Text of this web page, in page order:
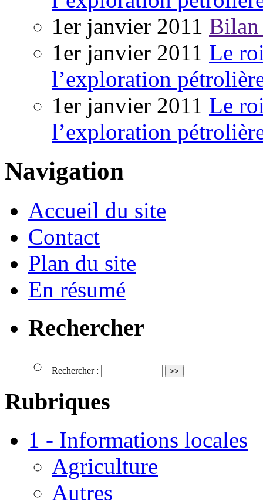
1er janvier 2011 Bilan
1er janvier 2011 Le
l’exploration
1er janvier 2011 Le
l’exploration
Navigation
Accueil du site
Contact
Plan du site
En résumé
Rechercher
Rechercher :
Rubriques
1 - Informations locales
Agriculture
Autres